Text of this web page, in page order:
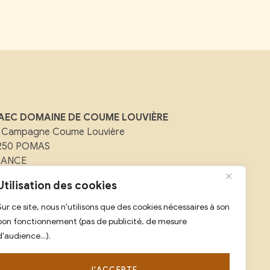
des cookies
ce site, nous n'utilisons que des cookies nécessaires à son
fonctionnement (pas de publicité, de mesure
DOMAINE DE COUME LOUVIÈRE
Campagne Coume Louvière
POMAS
: contact@domainedecoumelouviere.com
: 07 88 08 25 59